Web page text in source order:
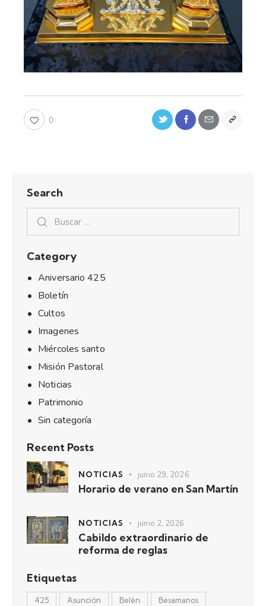
0
Search
Category
Aniversario 425
Boletín
Cultos
Imagenes
Miércoles santo
Misión Pastoral
Noticias
Patrimonio
Sin categoría
Recent Posts
NOTICIAS junio 29, 2026
Horario de verano en San Martín
NOTICIAS junio 2, 2026
Cabildo extraordinario de
reforma de reglas
Etiquetas
425 Asunción Belén Besamanos